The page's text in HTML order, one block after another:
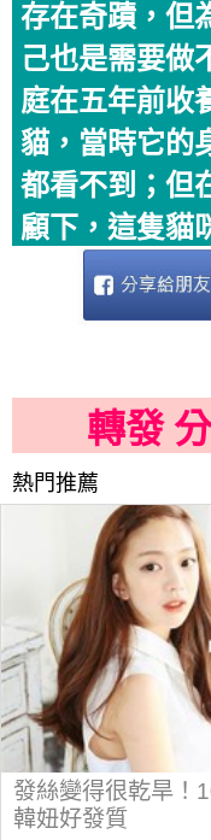
存在奇蹟，但
己也是需要做
庭在五年前收
貓，當時它的
都看不到；但
顧下，這隻貓
轉發
熱門推薦
發絲變得很乾旱！
韓妞好發質